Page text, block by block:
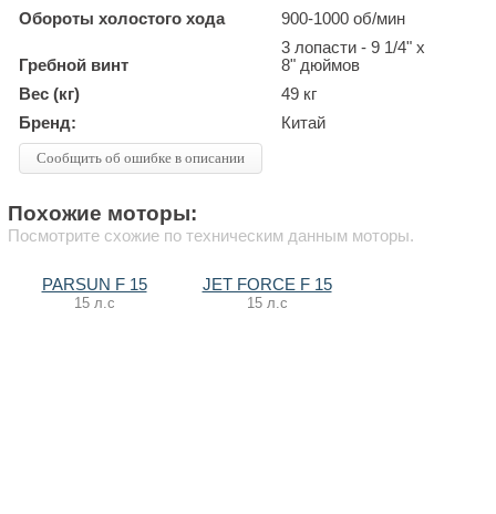
Обороты холостого хода
900-1000 об/мин
Гребной винт
3 лопасти - 9 1/4" x
8" дюймов
Вес (кг)
49 кг
Бренд:
Китай
Сообщить об ошибке в описании
Похожие моторы:
Посмотрите схожие по техническим данным моторы.
PARSUN F 15
15 л.с
JET FORCE F 15
15 л.с